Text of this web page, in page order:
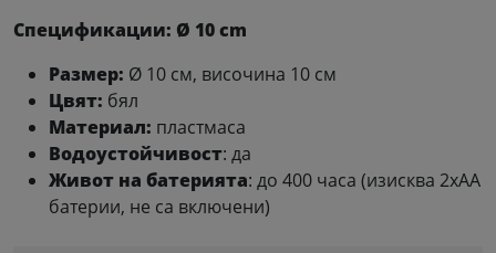
Спецификации: Ø 10 cm
Размер: Ø 10 см, височина 10 см
Цвят: бял
Материал: пластмаса
Водоустойчивост: да
Живот на батерията: до 400 часа (изисква 2xAA
батерии, не са включени)